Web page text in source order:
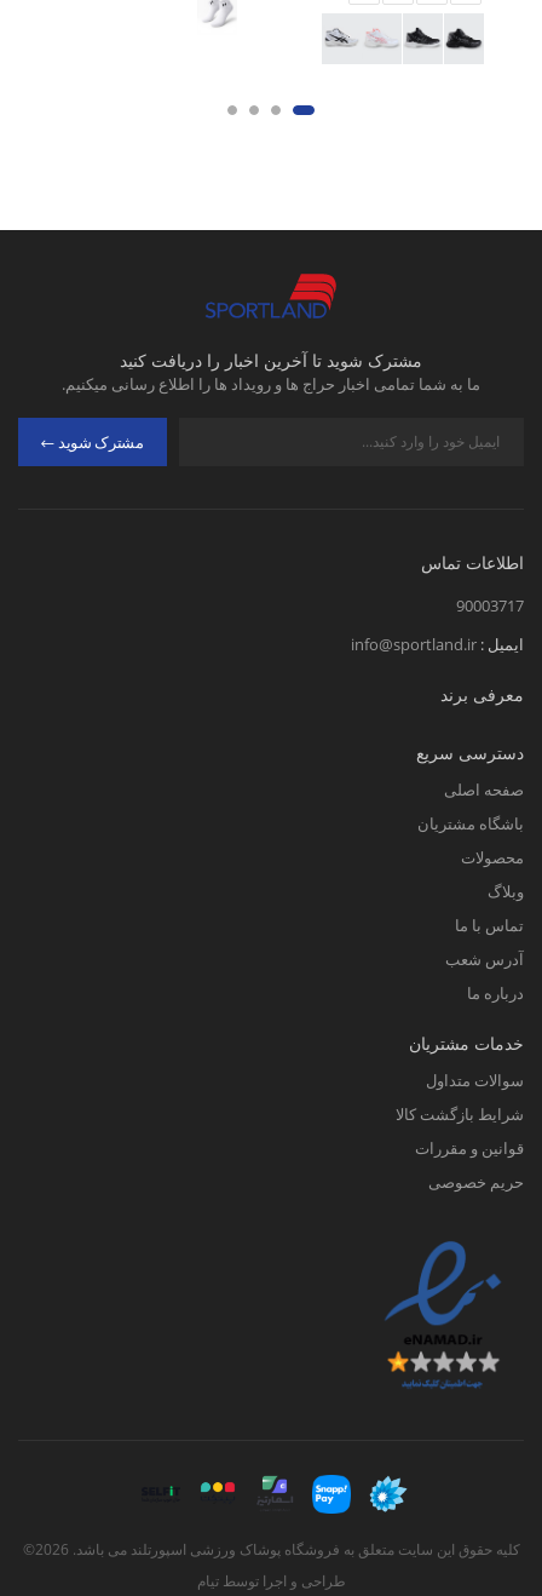
مشترک شوید تا آخرین اخبار را دریافت کنید
ما به شما تمامی اخبار حراج ها و رویداد ها را اطلاع رسانی میکنیم.
مشترک شوید
اطلاعات تماس
90003717
ایمیل : info@sportland.ir
معرفی برند
دسترسی سریع
صفحه اصلی
باشگاه مشتریان
محصولات
وبلاگ
تماس با ما
آدرس شعب
درباره ما
خدمات مشتریان
سوالات متداول
شرایط بازگشت کالا
قوانین و مقررات
حریم خصوصی
کلیه حقوق این سایت متعلق به فروشگاه پوشاک ورزشی اسپورتلند می باشد. 2026©
طراحی و اجرا توسطتیام